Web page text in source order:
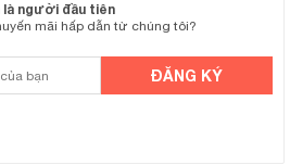
là người đầu tiên
mãi hấp dẫn từ chúng tôi?